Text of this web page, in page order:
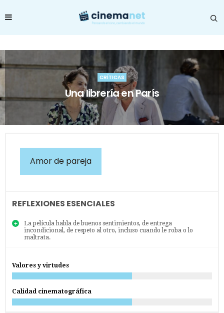
CRÍTICAS
Una librería en París
Amor de pareja
REFLEXIONES ESENCIALES
La película habla de buenos sentimientos, de entrega
incondicional, de respeto al otro, incluso cuando le roba o lo
maltrata.
Valores y virtudes
Calidad cinematográfica